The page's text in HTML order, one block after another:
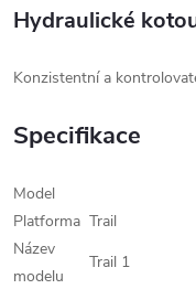
Hydraulické
Konzistentní a
Specifikace
Model
Platforma Trail
Název
modelu
Trail 1